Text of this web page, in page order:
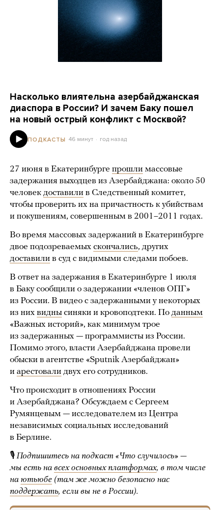
Насколько влиятельна азербайджанская
диаспора в России? И зачем Баку пошел
на новый острый конфликт с Москвой?
ПОДКАСТЫ 46 минут год назад
27 июня в Екатеринбурге прошли массовые
задержания выходцев из Азербайджана: около 50
человек доставили в Следственный комитет,
чтобы проверить их на причастность к убийствам
и покушениям, совершенным в 2001–2011 годах.
Во время массовых задержаний в Екатеринбурге
двое подозреваемых скончались, других
доставили в суд с видимыми следами побоев.
В ответ на задержания в Екатеринбурге 1 июля
в Баку сообщили о задержании «членов ОПГ»
из России. В видео с задержанными у некоторых
из них видны синяки и кровоподтеки. По данным
«Важных историй», как минимум трое
из задержанных — программисты из России.
Помимо этого, власти Азербайджана провели
обыски в агентстве «Sputnik Азербайджан»
и арестовали двух его сотрудников.
Что происходит в отношениях России
и Азербайджана? Обсуждаем с Сергеем
Румянцевым — исследователем из Центра
независимых социальных исследований
в Берлине.
🎙 Подпишитесь на подкаст «Что случилось» —
мы есть на всех основных платформах, в том числе
на ютьюбе (там же можно безопасно нас
поддержать, если вы не в России).